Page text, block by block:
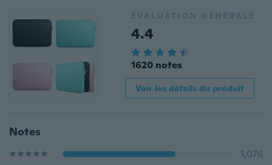
ÉVALUATION GÉNÉRALE
4.4
1620 notes
Voir les détails du produit
Notes
1,076